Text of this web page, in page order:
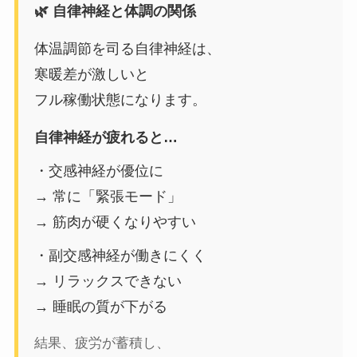
🌿 自律神経と体調の関係
体温調節を司る自律神経は、
寒暖差が激しいと
フル稼働状態になります。
自律神経が疲れると…
・交感神経が優位に
→ 常に「緊張モード」
→ 筋肉が硬くなりやすい
・副交感神経が働きにくく
→ リラックスできない
→ 睡眠の質が下がる
結果、疲労が蓄積し、